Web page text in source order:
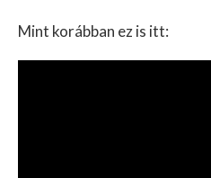
Mint korábban ez is itt: